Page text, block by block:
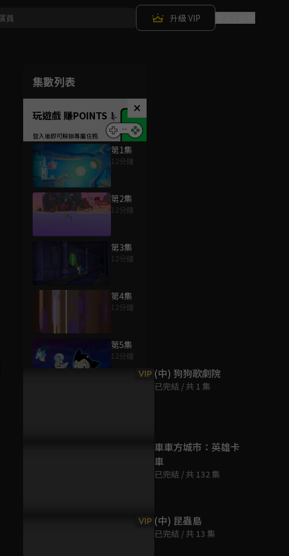
升級 VIP
集數列表
玩遊戲 賺POINTS！
第1集
12分鐘
第2集
12分鐘
第3集
12分鐘
第4集
12分鐘
第5集
12分鐘
為您推薦
VIP (中) 狗狗歌劇院
已完結 / 共 1 集
車車方城市：英雄卡
車
已完結 / 共 132 集
VIP (中) 昆蟲島
已完結 / 共 13 集